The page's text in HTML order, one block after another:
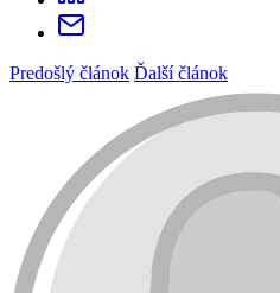
Predošlý článok Ďalší článok